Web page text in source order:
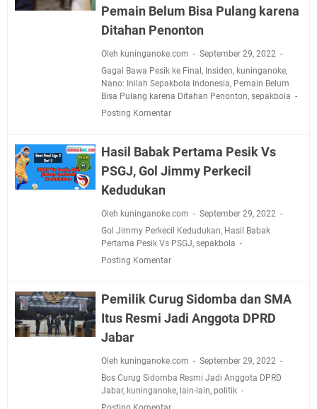
Pemain Belum Bisa Pulang karena
Ditahan Penonton
Oleh kuninganoke.com
September 29, 2022
Gagal Bawa Pesik ke Final , Insiden, kuninganoke,
Nano: Inilah Sepakbola Indonesia, Pemain Belum
Bisa Pulang karena Ditahan Penonton, sepakbola
Posting Komentar
Hasil Babak Pertama Pesik Vs
PSGJ, Gol Jimmy Perkecil
Kedudukan
Oleh kuninganoke.com
September 29, 2022
Gol Jimmy Perkecil Kedudukan, Hasil Babak
Pertama Pesik Vs PSGJ, sepakbola
Posting Komentar
Pemilik Curug Sidomba dan SMA
Itus Resmi Jadi Anggota DPRD
Jabar
Oleh kuninganoke.com
September 29, 2022
Bos Curug Sidomba Resmi Jadi Anggota DPRD
Jabar, kuninganoke, lain-lain, politik